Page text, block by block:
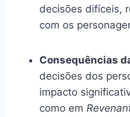
decisões difíceis,
com os
Consequências
decisões dos
impacto
como em